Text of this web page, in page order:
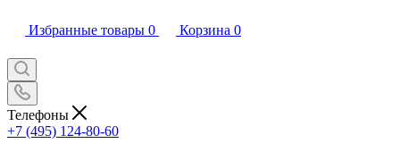
Избранные товары 0 Корзина 0
Телефоны
+7 (495) 124-80-60